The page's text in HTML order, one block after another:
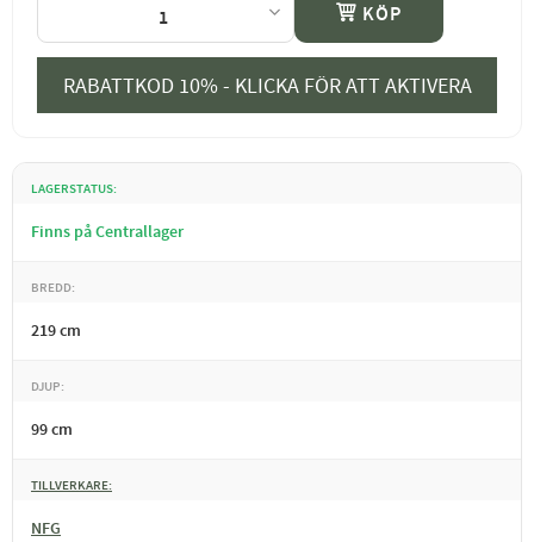
KÖP
RABATTKOD 10% - KLICKA FÖR ATT AKTIVERA
LAGERSTATUS
Finns på Centrallager
BREDD
219 cm
DJUP
99 cm
TILLVERKARE
NFG